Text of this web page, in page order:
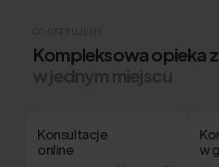
CO OFERUJEMY
Kompleksowa opieka
w jednym miejscu
Konsultacje
online
w